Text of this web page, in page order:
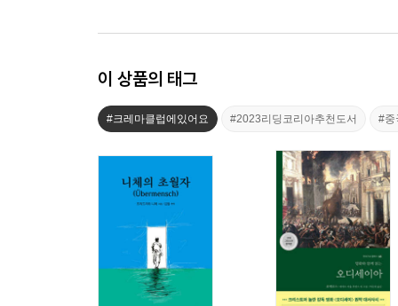
이 상품의 태그
#크레마클럽에있어요 #2023리딩코리아추천도서 #중